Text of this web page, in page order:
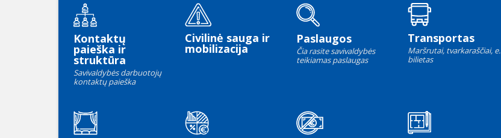
Kontaktų
paieška ir
struktūra
Savivaldybės darbuotojų
kontaktų paieška
Civilinė sauga ir
mobilizacija
Paslaugos
Čia rasite savivaldybės
teikiamas paslaugas
Transportas
Maršrutai, tvarkaraščiai, e.
bilietas